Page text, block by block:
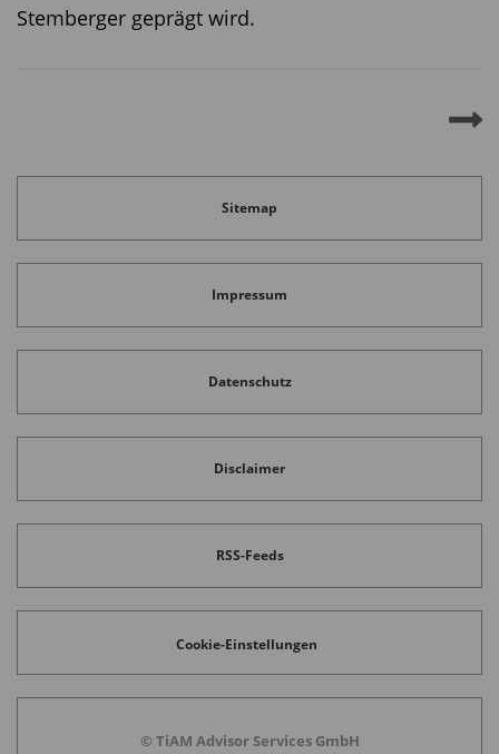
Stemberger geprägt wird.
Sitemap
Impressum
Datenschutz
Disclaimer
RSS-Feeds
Cookie-Einstellungen
© TiAM Advisor Services GmbH